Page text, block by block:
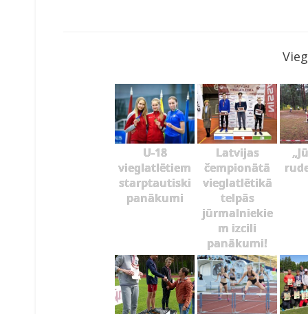
U-18
vieglatlētiem
starptautiski
panākumi
Latvijas
čempionātā
vieglatlētikā
telpās
jūrmalniekie
m izcili
panākumi!